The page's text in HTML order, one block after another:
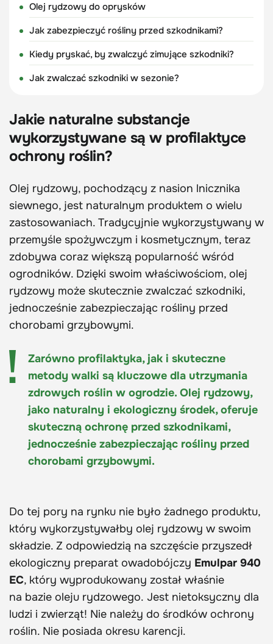
Olej rydzowy do oprysków
Jak zabezpieczyć rośliny przed szkodnikami?
Kiedy pryskać, by zwalczyć zimujące szkodniki?
Jak zwalczać szkodniki w sezonie?
Jakie naturalne substancje
wykorzystywane są w profilaktyce
ochrony roślin?
Olej rydzowy, pochodzący z nasion lnicznika
siewnego, jest naturalnym produktem o wielu
zastosowaniach. Tradycyjnie wykorzystywany w
przemyśle spożywczym i kosmetycznym, teraz
zdobywa coraz większą popularność wśród
ogrodników. Dzięki swoim właściwościom, olej
rydzowy może skutecznie zwalczać szkodniki,
jednocześnie zabezpieczając rośliny przed
chorobami grzybowymi.
Zarówno profilaktyka, jak i skuteczne
metody walki są kluczowe dla utrzymania
zdrowych roślin w ogrodzie. Olej rydzowy,
jako naturalny i ekologiczny środek, oferuje
skuteczną ochronę przed szkodnikami,
jednocześnie zabezpieczając rośliny przed
chorobami grzybowymi.
Do tej pory na rynku nie było żadnego produktu,
który wykorzystywałby olej rydzowy w swoim
składzie. Z odpowiedzią na szczęście przyszedł
ekologiczny preparat owadobójczy Emulpar 940
EC, który wyprodukowany został właśnie
na bazie oleju rydzowego. Jest nietoksyczny dla
ludzi i zwierząt! Nie należy do środków ochrony
roślin. Nie posiada okresu karencji.